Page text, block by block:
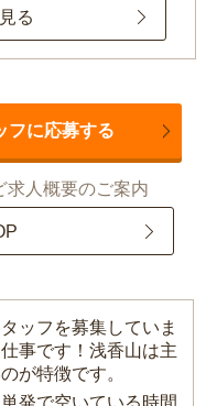
る
フに応募する
求人概要のご案内
ッフを募集していま
事です！浅香山は主
が特徴です。